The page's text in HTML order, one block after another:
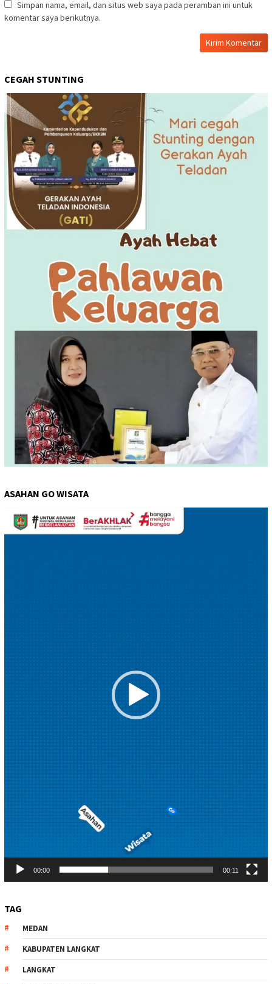
Simpan nama, email, dan situs web saya pada peramban ini untuk
komentar saya berikutnya.
CEGAH STUNTING
ASAHAN GO WISATA
Pemutar
Video
00:00 00:11
TAG
MEDAN
KABUPATEN LANGKAT
LANGKAT